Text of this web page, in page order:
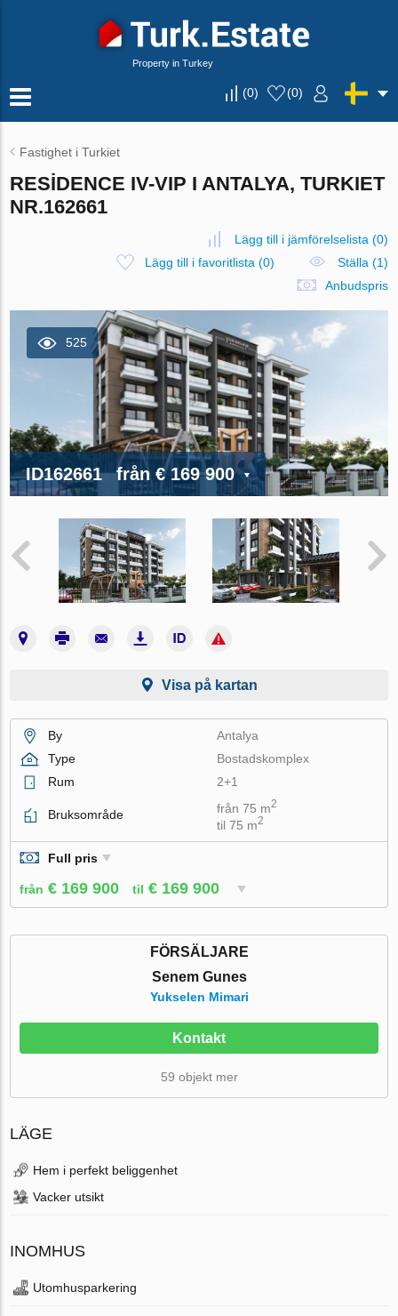
Property in Turkey
(0) (0)
Fastighet i Turkiet
RESİDENCE IV-VIP I ANTALYA, TURKIET
NR.162661
Lägg till i jämförelselista (0)
Lägg till i favoritlista (0)
Ställa (1)
Anbudspris
525
ID162661 från€ 169 900
Visa på kartan
By
Antalya
Type
Bostadskomplex
Rum
2+1
Bruksområde från 75 m2
til 75 m2
Full pris
från € 169 900 til € 169 900
FÖRSÄLJARE
Senem Gunes
Yukselen Mimari
Kontakt
59 objekt mer
LÄGE
Hem i perfekt beliggenhet
Vacker utsikt
INOMHUS
Utomhusparkering